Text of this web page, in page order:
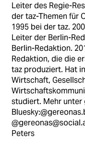
Leiter des Regie-
der taz-Themen für
1995 bei der taz.
Leiter der Berlin-
Berlin-Redaktion.
Redaktion, die die
taz produziert. Hat
Wirtschaft,
studiert. Mehr unter
Peters